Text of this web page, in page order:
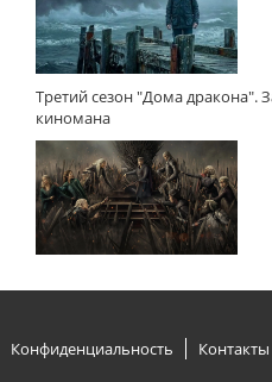
Третий сезон "Дома дракона".
киномана
Конфиденциальность Контакты